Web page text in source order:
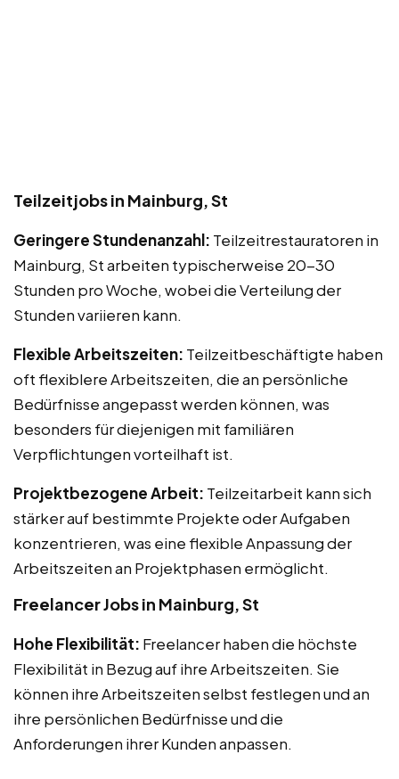
Teilzeitjobs in Mainburg, St
Geringere Stundenanzahl: Teilzeitrestauratoren in
Mainburg, St arbeiten typischerweise 20-30
Stunden pro Woche, wobei die Verteilung der
Stunden variieren kann.
Flexible Arbeitszeiten: Teilzeitbeschäftigte haben
oft flexiblere Arbeitszeiten, die an persönliche
Bedürfnisse angepasst werden können, was
besonders für diejenigen mit familiären
Verpflichtungen vorteilhaft ist.
Projektbezogene Arbeit: Teilzeitarbeit kann sich
stärker auf bestimmte Projekte oder Aufgaben
konzentrieren, was eine flexible Anpassung der
Arbeitszeiten an Projektphasen ermöglicht.
Freelancer Jobs in Mainburg, St
Hohe Flexibilität: Freelancer haben die höchste
Flexibilität in Bezug auf ihre Arbeitszeiten. Sie
können ihre Arbeitszeiten selbst festlegen und an
ihre persönlichen Bedürfnisse und die
Anforderungen ihrer Kunden anpassen.